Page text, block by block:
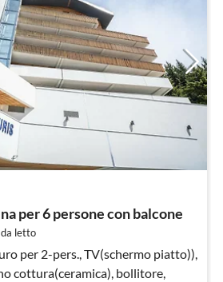
per 6 persone con balcone
letto
per 2-pers., TV(schermo piatto)),
cottura(ceramica), bollitore,